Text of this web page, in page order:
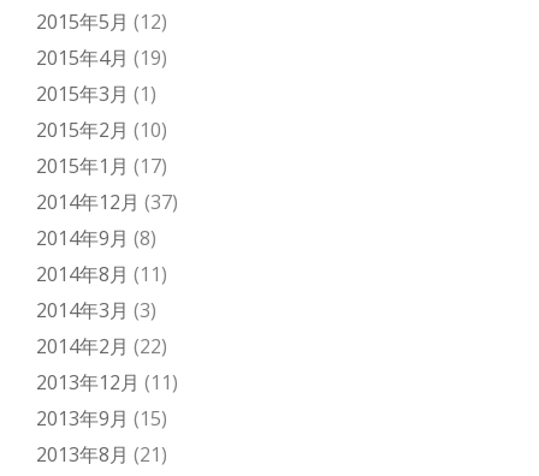
2015年5月 (12)
2015年4月 (19)
2015年3月 (1)
2015年2月 (10)
2015年1月 (17)
2014年12月 (37)
2014年9月 (8)
2014年8月 (11)
2014年3月 (3)
2014年2月 (22)
2013年12月 (11)
2013年9月 (15)
2013年8月 (21)